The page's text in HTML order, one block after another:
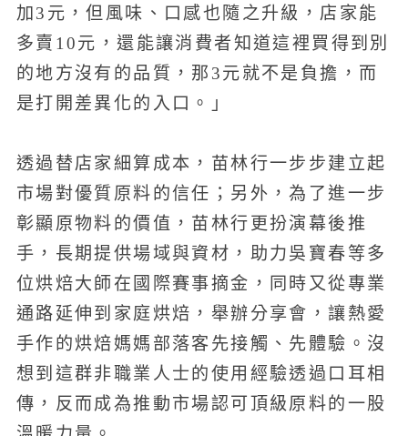
加3元，但風味、口感也隨之升級，店家能
多賣10元，還能讓消費者知道這裡買得到別
的地方沒有的品質，那3元就不是負擔，而
是打開差異化的入口。」
透過替店家細算成本，苗林行一步步建立起
市場對優質原料的信任；另外，為了進一步
彰顯原物料的價值，苗林行更扮演幕後推
手，長期提供場域與資材，助力吳寶春等多
位烘焙大師在國際賽事摘金，同時又從專業
通路延伸到家庭烘焙，舉辦分享會，讓熱愛
手作的烘焙媽媽部落客先接觸、先體驗。沒
想到這群非職業人士的使用經驗透過口耳相
傳，反而成為推動市場認可頂級原料的一股